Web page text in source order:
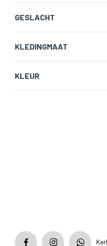
GESLACHT
KLEDINGMAAT
KLEUR